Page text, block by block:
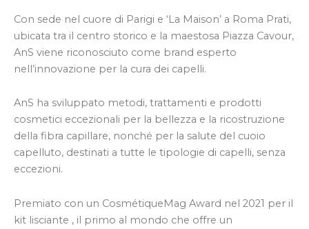
Con sede nel cuore di Parigi e ‘La Maison’ a Roma Prati,
ubicata tra il centro storico e la maestosa Piazza Cavour,
AnS viene riconosciuto come brand esperto
nell’innovazione per la cura dei capelli.
AnS ha sviluppato metodi, trattamenti e prodotti
cosmetici eccezionali per la bellezza e la ricostruzione
della fibra capillare, nonché per la salute del cuoio
capelluto, destinati a tutte le tipologie di capelli, senza
eccezioni.
Premiato con un CosmétiqueMag Award nel 2021 per il
kit lisciante , il primo al mondo che offre un